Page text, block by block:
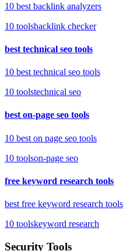
10 best backlink analyzers
10 toolsbacklink checker
best technical seo tools
10 best technical seo tools
10 toolstechnical seo
best on-page seo tools
10 best on page seo tools
10 toolson-page seo
free keyword research tools
best free keyword research tools
10 toolskeyword research
Security Tools